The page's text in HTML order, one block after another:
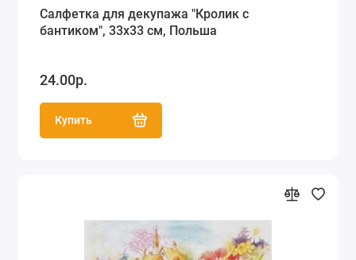
Салфетка для декупажа "Кролик с
бантиком", 33х33 см, Польша
24.00р.
Купить